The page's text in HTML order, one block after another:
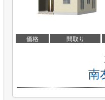
価格 間取り
南